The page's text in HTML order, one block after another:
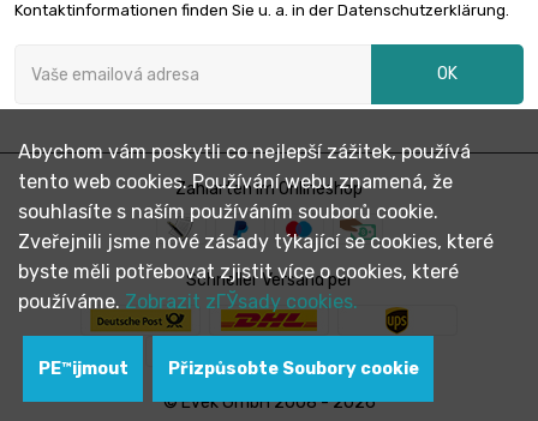
Kontaktinformationen finden Sie u. a. in der Datenschutzerklärung.
OK
Zahlarten im Onlineshop
Schneller Versand per
© Evek GmbH 2008 - 2026
Abychom vám poskytli co nejlepší zážitek, používá
tento web cookies. Používání webu znamená, že
souhlasíte s naším používáním souborů cookie.
Zveřejnili jsme nové zásady týkající se cookies, které
byste měli potřebovat zjistit více o cookies, které
používáme. Zobrazit zГЎsady cookies.
PЕ™ijmout Přizpůsobte Soubory cookie